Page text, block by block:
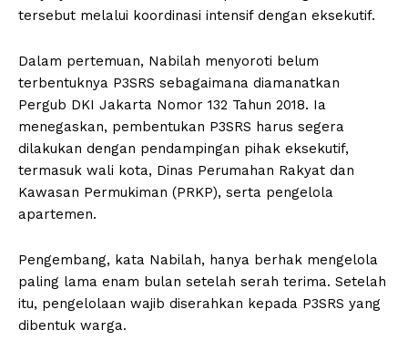
tersebut melalui koordinasi intensif dengan eksekutif.
Dalam pertemuan, Nabilah menyoroti belum
terbentuknya P3SRS sebagaimana diamanatkan
Pergub DKI Jakarta Nomor 132 Tahun 2018. Ia
menegaskan, pembentukan P3SRS harus segera
dilakukan dengan pendampingan pihak eksekutif,
termasuk wali kota, Dinas Perumahan Rakyat dan
Kawasan Permukiman (PRKP), serta pengelola
apartemen.
Pengembang, kata Nabilah, hanya berhak mengelola
paling lama enam bulan setelah serah terima. Setelah
itu, pengelolaan wajib diserahkan kepada P3SRS yang
dibentuk warga.